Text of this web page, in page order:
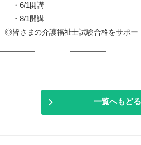
・6/1開講
・8/1開講
◎皆さまの介護福祉士試験合格をサポー
一覧へもどる